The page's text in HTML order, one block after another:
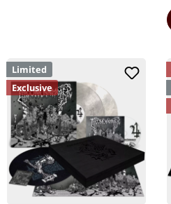
Limited
Exclusive